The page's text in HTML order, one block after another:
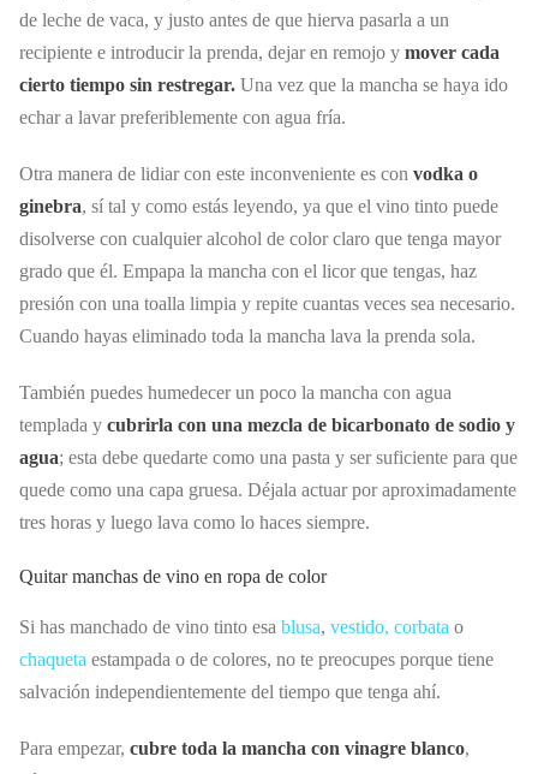
de leche de vaca, y justo antes de que hierva pasarla a un
recipiente e introducir la prenda, dejar en remojo y mover cada
cierto tiempo sin restregar. Una vez que la mancha se haya ido
echar a lavar preferiblemente con agua fría.
Otra manera de lidiar con este inconveniente es con vodka o
ginebra, sí tal y como estás leyendo, ya que el vino tinto puede
disolverse con cualquier alcohol de color claro que tenga mayor
grado que él. Empapa la mancha con el licor que tengas, haz
presión con una toalla limpia y repite cuantas veces sea necesario.
Cuando hayas eliminado toda la mancha lava la prenda sola.
También puedes humedecer un poco la mancha con agua
templada y cubrirla con una mezcla de bicarbonato de sodio y
agua; esta debe quedarte como una pasta y ser suficiente para que
quede como una capa gruesa. Déjala actuar por aproximadamente
tres horas y luego lava como lo haces siempre.
Quitar manchas de vino en ropa de color
Si has manchado de vino tinto esa blusa, vestido, corbata o
chaqueta estampada o de colores, no te preocupes porque tiene
salvación independientemente del tiempo que tenga ahí.
Para empezar, cubre toda la mancha con vinagre blanco,